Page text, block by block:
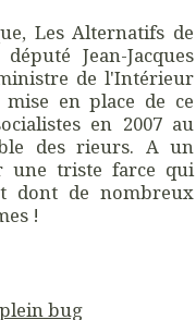
Les Alternatifs de
Jean-Jacques
de l'Intérieur
en place de ce
en 2007 au
des rieurs. A un
une triste farce qui
dont de nombreux
!
bug